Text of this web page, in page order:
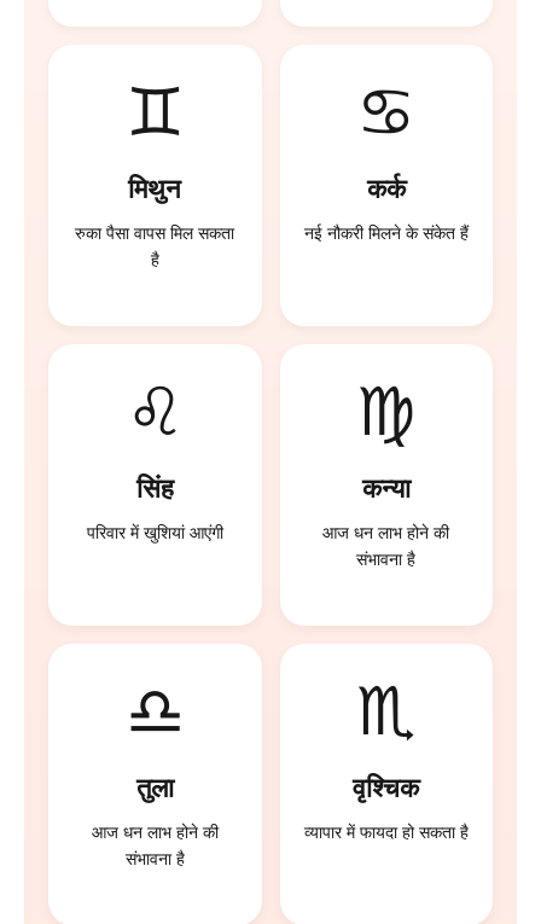
♊
मिथुन
रुका पैसा वापस मिल सकता
है
♋
कर्क
नई नौकरी मिलने के संकेत हैं
♌
सिंह
परिवार में खुशियां आएंगी
♍
कन्या
आज धन लाभ होने की
संभावना है
♎
तुला
आज धन लाभ होने की
संभावना है
♏
वृश्चिक
व्यापार में फायदा हो सकता है